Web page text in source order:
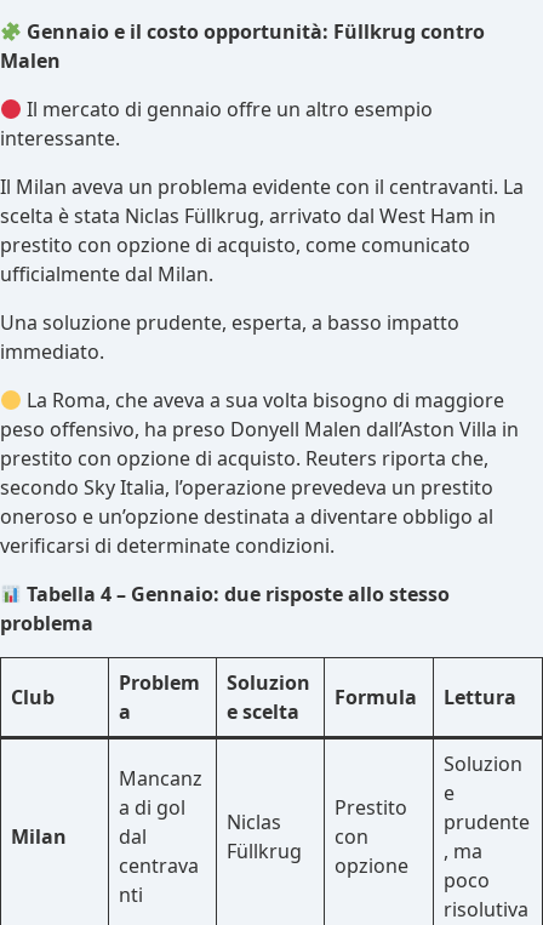
Gennaio e il costo opportunità: Füllkrug contro
Malen
Il mercato di gennaio offre un altro esempio
interessante.
Il Milan aveva un problema evidente con il centravanti. La
scelta è stata Niclas Füllkrug, arrivato dal West Ham in
prestito con opzione di acquisto, come comunicato
ufficialmente dal Milan.
Una soluzione prudente, esperta, a basso impatto
immediato.
La Roma, che aveva a sua volta bisogno di maggiore
peso offensivo, ha preso Donyell Malen dall’Aston Villa in
prestito con opzione di acquisto. Reuters riporta che,
secondo Sky Italia, l’operazione prevedeva un prestito
oneroso e un’opzione destinata a diventare obbligo al
verificarsi di determinate condizioni.
Tabella 4 – Gennaio: due risposte allo stesso
problema
Club
Problem
a
Soluzion
e scelta
Formula Lettura
Milan
Mancanz
a di gol
dal
centrava
nti
Niclas
Füllkrug
Prestito
con
opzione
Soluzion
e
prudente
, ma
poco
risolutiva